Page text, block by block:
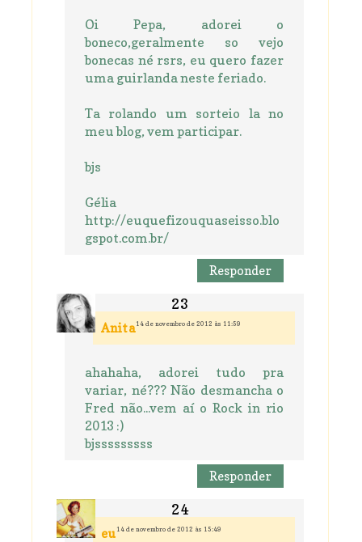
Oi Pepa, adorei o
boneco,geralmente so vejo
bonecas né rsrs, eu quero fazer
uma guirlanda neste feriado.
Ta rolando um sorteio la no
meu blog, vem participar.
bjs
Gélia
http://euquefizouquaseisso.blo
gspot.com.br/
Responder
Anita14 de novembro de 2012 às 11:59
ahahaha, adorei tudo pra
variar, né??? Não desmancha o
Fred não...vem aí o Rock in rio
2013 :)
bjsssssssss
Responder
eu 14 de novembro de 2012 às 15:49